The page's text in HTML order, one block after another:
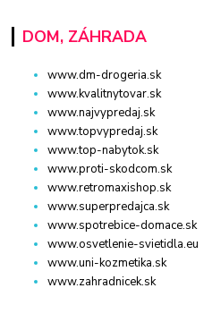
DOM, ZÁHRADA
www.dm-drogeria.sk
www.kvalitnytovar.sk
www.najvypredaj.sk
www.topvypredaj.sk
www.top-nabytok.sk
www.proti-skodcom.sk
www.retromaxishop.sk
www.superpredajca.sk
www.spotrebice-domace.sk
www.osvetlenie-svietidla.eu
www.uni-kozmetika.sk
www.zahradnicek.sk